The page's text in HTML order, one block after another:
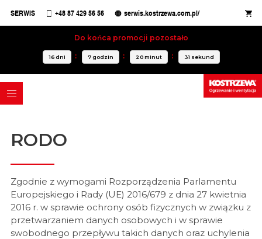
SERWIS +48 87 429 56 56 serwis.kostrzewa.com.pl/
Do końca promocji pozostało
16 dni 7 godzin 20 minut 31 sekund
RODO
Zgodnie z wymogami Rozporządzenia Parlamentu
Europejskiego i Rady (UE) 2016/679 z dnia 27 kwietnia
2016 r. w sprawie ochrony osób fizycznych w związku z
przetwarzaniem danych osobowych i w sprawie
swobodnego przepływu takich danych oraz uchylenia